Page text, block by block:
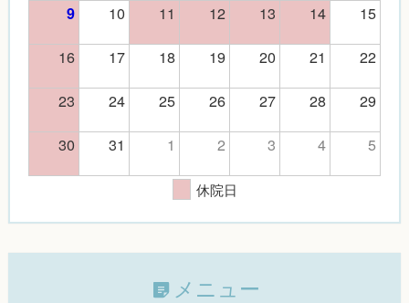
9 10 11 12 13 14
15
16
17 18 19 20 21
22
23
24 25 26 27 28
29
30
31 1 2 3 4 5
休院日
メニュー